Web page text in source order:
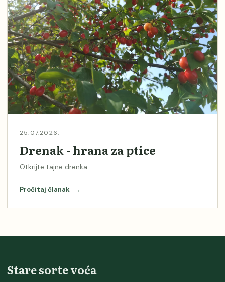
25.07.2026.
Drenak - hrana za ptice
Otkrijte tajne drenka .
Pročitaj članak →
Stare sorte voća